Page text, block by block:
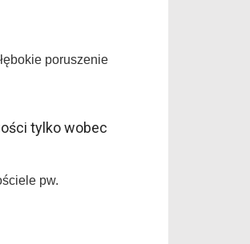
poruszenie
tylko wobec
pw.